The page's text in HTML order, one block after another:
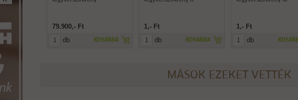
79.900,- Ft
KOSÁRBA
db
1,- Ft
KOSÁRBA
db
1,- Ft
db
MÁSOK EZEKET VETTÉK